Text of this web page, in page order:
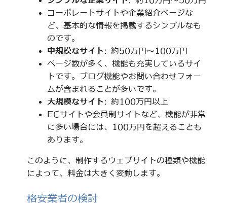
コーポレートサイトや企業紹介ページな
ど、基本的な情報を掲載するシンプルなも
のです。
中規模なサイト: 約50万円～100万円
ページ数が多く、機能も充実しているサイ
トです。ブログ機能やお問い合わせフォー
ムが含まれることが多いです。
大規模なサイト: 約100万円以上
ECサイトや会員制サイトなど、機能が非常
に多い場合には、100万円を超えることも
あります。
このように、制作するウェブサイトの種類や機能
によって、料金は大きく変動します。
格安業者の検討